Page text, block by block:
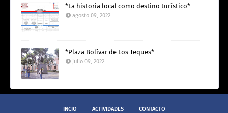
*La historia local como destino turístico*
agosto 09, 2022
*Plaza Bolívar de Los Teques*
julio 09, 2022
INCIO ACTIVIDADES CONTACTO